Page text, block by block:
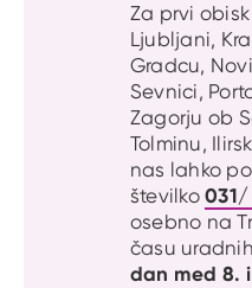
Za prvi
Ljubljani,
Gradcu,
Sevnici,
Zagorju ob
Tolminu,
nas lahko
številko031/
osebno na
času
dan med 8.